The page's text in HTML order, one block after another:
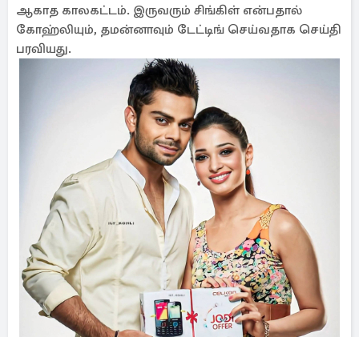
ஆகாத காலகட்டம். இருவரும் சிங்கிள் என்பதால்
கோஹ்லியும், தமன்னாவும் டேட்டிங் செய்வதாக செய்தி
பரவியது.